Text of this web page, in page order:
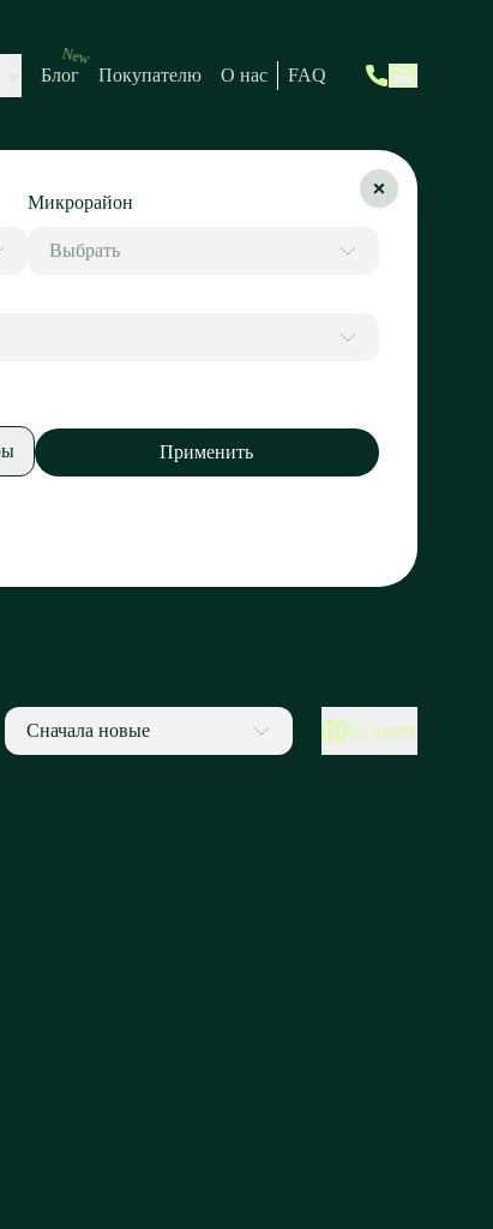
New
Блог Покупателю О нас FAQ
Микрорайон
Выбрать
Применить
Сначала новые На карте